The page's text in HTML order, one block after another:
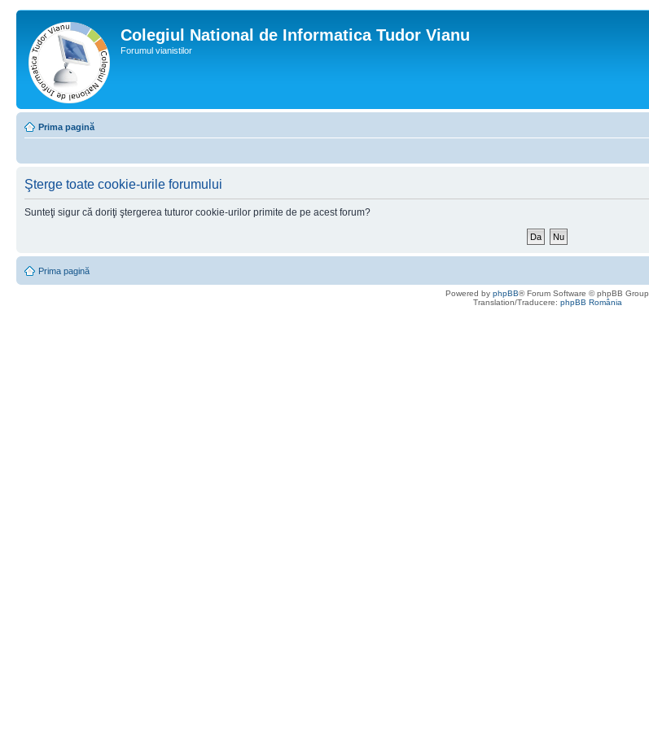
Colegiul National de Informatica Tudor Vianu
Forumul vianistilor
Prima pagină
Şterge toate cookie-urile forumului
Sunteţi sigur că doriţi ştergerea tuturor cookie-urilor primite de pe acest forum?
Prima pagină
Powered by phpBB® Forum Software © phpBB Group
Translation/Traducere: phpBB România